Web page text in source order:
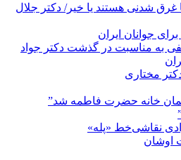
غرق شدنی هستند یا خیر/ دکتر جلال
جوانان ایران
به مناسبت در گذشت دکتر جواد
مختاری
خانه حضرت فاطمه شد”
نقاشی‌خط «پله»
اوشان